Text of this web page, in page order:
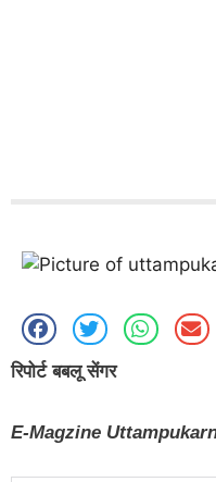
रिपोर्ट बबलू सेंगर
E-Magzine